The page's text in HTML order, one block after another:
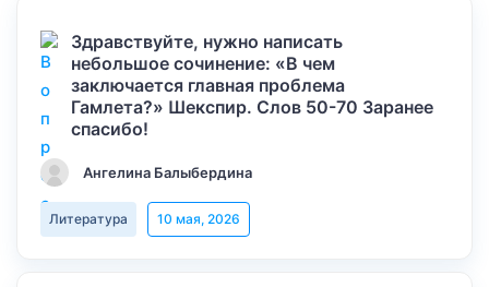
Здравствуйте, нужно написать
небольшое сочинение: «В чем
заключается главная проблема
Гамлета?» Шекспир. Слов 50-70 Заранее
спасибо!
Ангелина Балыбердина
Литература 10 мая, 2026